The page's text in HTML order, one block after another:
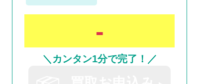
-
＼カンタン1分で完了！／